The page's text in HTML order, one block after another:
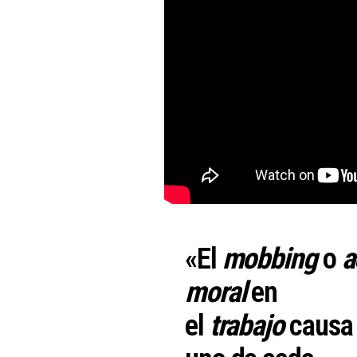
«El mobbingo
moralen
el trabajocausa